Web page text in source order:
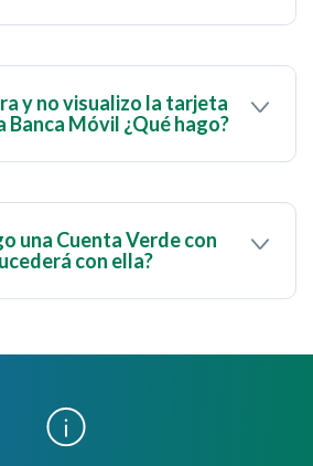
y no visualizo la tarjeta
Banca Móvil ¿Qué hago?
una Cuenta Verde con
con ella?